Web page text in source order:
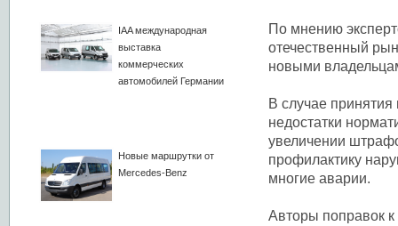
IAA международная
выставка
коммерческих
автомобилей Германии
Новые маршрутки от
Mercedes-Benz
По мнению
отечественный
новыми
В случае
недостатки
увеличении
профилактику
многие аварии.
Авторы поправок к